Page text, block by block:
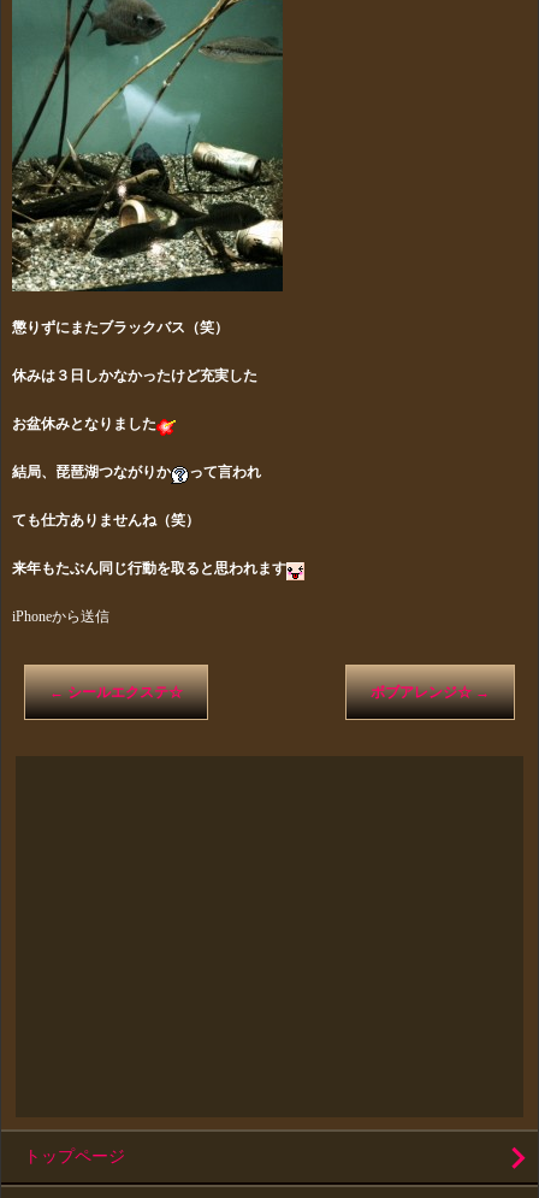
懲りずにまたブラックバス（笑）
休みは３日しかなかったけど充実した
お盆休みとなりました
結局、琵琶湖つながりか って言われ
ても仕方ありませんね（笑）
来年もたぶん同じ行動を取ると思われます
iPhoneから送信
←シールエクステ☆ ボブアレンジ☆→
トップページ